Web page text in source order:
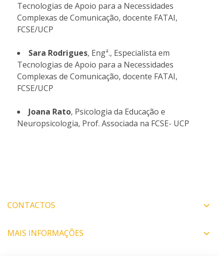
Tecnologias de Apoio para a Necessidades
Complexas de Comunicação, docente FATAI,
FCSE/UCP
Sara Rodrigues, Engª., Especialista em
Tecnologias de Apoio para a Necessidades
Complexas de Comunicação, docente FATAI,
FCSE/UCP
Joana Rato, Psicologia da Educação e
Neuropsicologia, Prof. Associada na FCSE- UCP
CONTACTOS
MAIS INFORMAÇÕES